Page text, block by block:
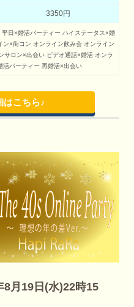
3350円
平日×婚活パーティー ハイステータス×婚
ン×街コン オンライン飲み会 オンライン
サロン×出会い ビデオ通話×婚活 オンラ
活パーティー 再婚活×出会い
はこちら♪
8月19日(水)22時15